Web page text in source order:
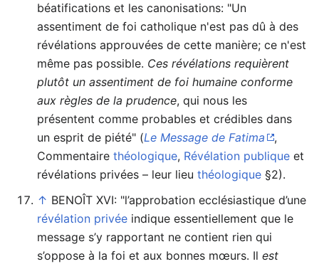
béatifications et les canonisations: "Un
assentiment de foi catholique n'est pas dû à des
révélations approuvées de cette manière; ce n'est
même pas possible. Ces révélations requièrent
plutôt un assentiment de foi humaine conforme
aux règles de la prudence, qui nous les
présentent comme probables et crédibles dans
un esprit de piété" (Le Message de Fatima
,
Commentaire théologique, Révélation publique et
révélations privées – leur lieu théologique §2).
↑ BENOÎT XVI: "l’approbation ecclésiastique d’une
révélation privée indique essentiellement que le
message s’y rapportant ne contient rien qui
s’oppose à la foi et aux bonnes mœurs. Il est